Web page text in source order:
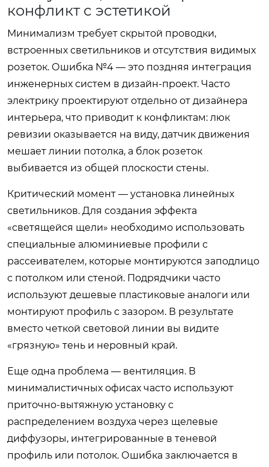
конфликт с эстетикой
Минимализм требует скрытой проводки,
встроенных светильников и отсутствия видимых
розеток. Ошибка №4 — это поздняя интеграция
инженерных систем в дизайн-проект. Часто
электрику проектируют отдельно от дизайнера
интерьера, что приводит к конфликтам: люк
ревизии оказывается на виду, датчик движения
мешает линии потолка, а блок розеток
выбивается из общей плоскости стены.
Критический момент — установка линейных
светильников. Для создания эффекта
«светящейся щели» необходимо использовать
специальные алюминиевые профили с
рассеивателем, которые монтируются заподлицо
с потолком или стеной. Подрядчики часто
используют дешевые пластиковые аналоги или
монтируют профиль с зазором. В результате
вместо четкой световой линии вы видите
«грязную» тень и неровный край.
Еще одна проблема — вентиляция. В
минималистичных офисах часто используют
приточно-вытяжную установку с
распределением воздуха через щелевые
диффузоры, интегрированные в теневой
профиль или потолок. Ошибка заключается в